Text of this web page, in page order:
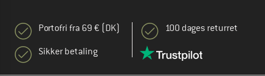
Portofri fra 69 € (DK)
Sikker betaling
100 dages returret